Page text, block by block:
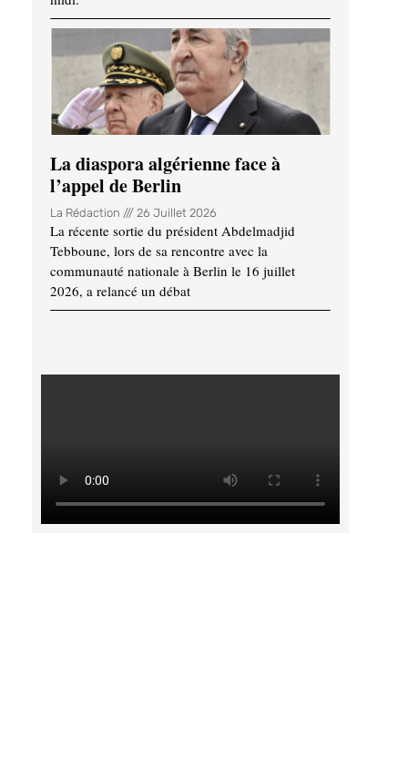
La diaspora algérienne face à
l’appel de Berlin
La Rédaction 26 Juillet 2026
La récente sortie du président Abdelmadjid
Tebboune, lors de sa rencontre avec la
communauté nationale à Berlin le 16 juillet
2026, a relancé un débat